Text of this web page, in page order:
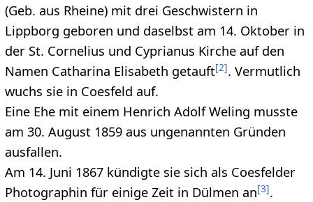
(Geb. aus Rheine) mit drei Geschwistern in
Lippborg geboren und daselbst am 14. Oktober in
der St. Cornelius und Cyprianus Kirche auf den
Namen Catharina Elisabeth getauft[2]. Vermutlich
wuchs sie in Coesfeld auf.
Eine Ehe mit einem Henrich Adolf Weling musste
am 30. August 1859 aus ungenannten Gründen
ausfallen.
Am 14. Juni 1867 kündigte sie sich als Coesfelder
Photographin für einige Zeit in Dülmen an[3].